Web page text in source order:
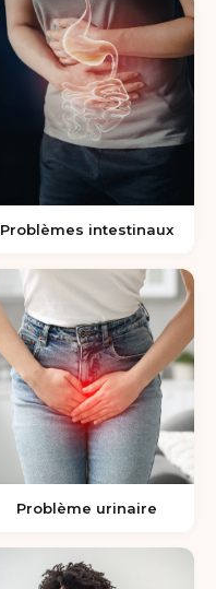
Problèmes intestinaux
Problème urinaire